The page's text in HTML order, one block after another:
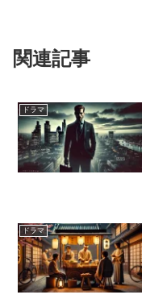
関連記事
ドラマ
ドラマ